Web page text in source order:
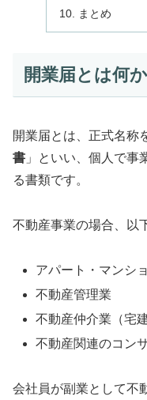
まとめ
開業届とは何か
開業届とは、正式名称
書 」といい、個人で事
る書類です。
不動産事業の場合、以
アパート・マンシ
不動産管理業
不動産仲介業（宅
不動産関連のコン
会社員が副業として不